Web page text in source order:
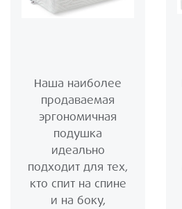
Наша наиболее
продаваемая
эргономичная
подушка
идеально
подходит для тех,
кто спит на спине
и на боку,